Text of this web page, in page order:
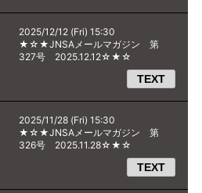
2025/12/12 (Fri) 15:30
★☆★JNSAメールマガジン 第
327号 2025.12.12☆★☆
TEXT
2025/11/28 (Fri) 15:30
★☆★JNSAメールマガジン 第
326号 2025.11.28☆★☆
TEXT